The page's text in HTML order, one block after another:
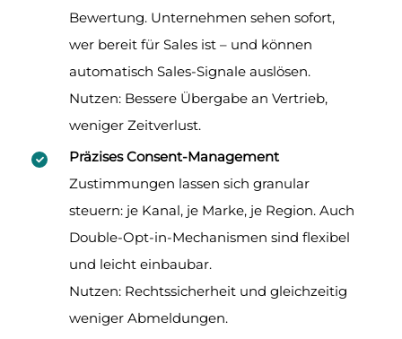
Bewertung. Unternehmen sehen sofort,
wer bereit für Sales ist – und können
automatisch Sales-Signale auslösen.
Nutzen: Bessere Übergabe an Vertrieb,
weniger Zeitverlust.
Präzises Consent-Management
Zustimmungen lassen sich granular
steuern: je Kanal, je Marke, je Region. Auch
Double-Opt-in-Mechanismen sind flexibel
und leicht einbaubar.
Nutzen: Rechtssicherheit und gleichzeitig
weniger Abmeldungen.